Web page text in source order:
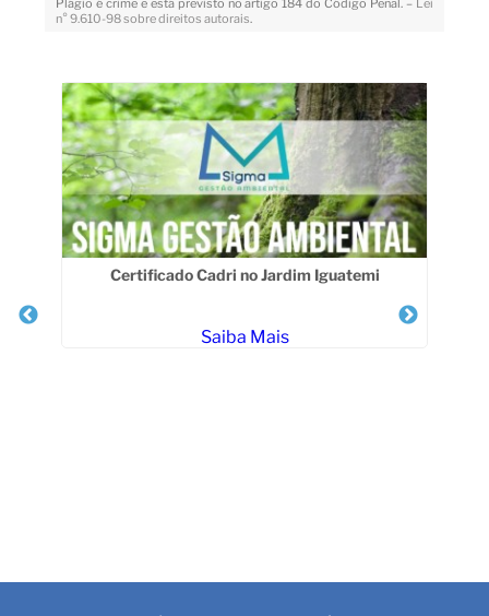
Plágio é crime e está previsto no artigo 184 do Código Penal. – Lei
n° 9.610-98 sobre direitos autorais.
Certificado Cadri no Jardim Iguatemi
Saiba Mais